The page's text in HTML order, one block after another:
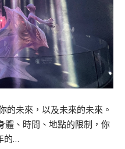
的未來，以及未來的未來。
體、時間、地點的限制，你
的…